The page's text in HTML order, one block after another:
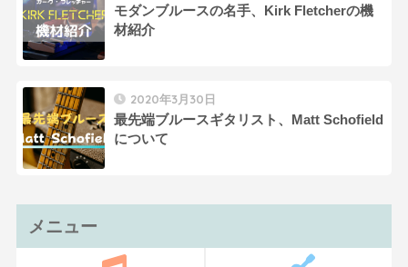
モダンブルースの名手、Kirk Fletcherの機
材紹介
2020年3月30日
最先端ブルースギタリスト、Matt Schofield
について
メニュー